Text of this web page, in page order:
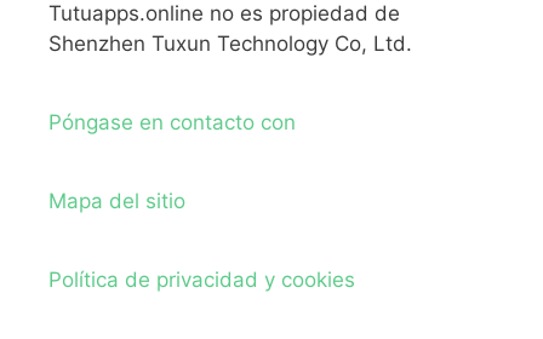
Tutuapps.online no es propiedad de
Shenzhen Tuxun Technology Co, Ltd.
Póngase en contacto con
Mapa del sitio
Política de privacidad y cookies